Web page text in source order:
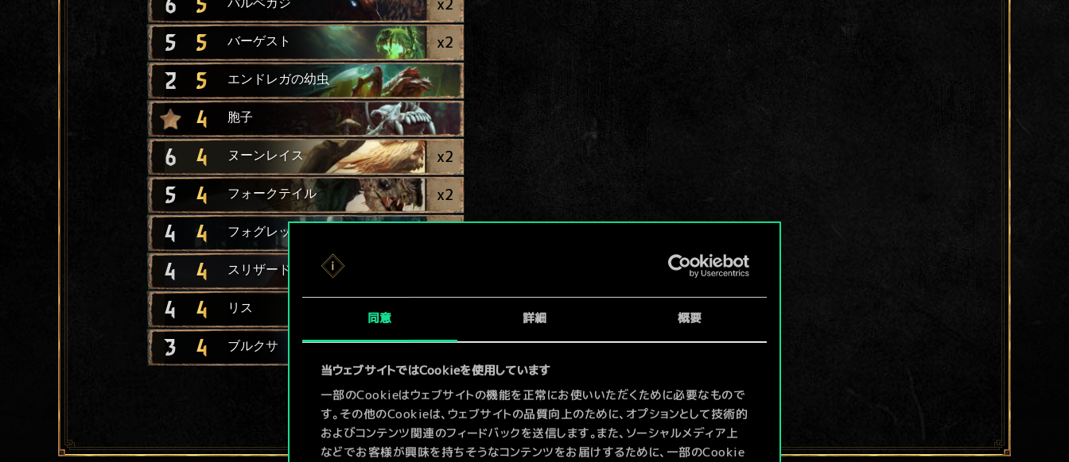
同意 詳細 概要
当ウェブサイトではCookieを使用しています
一部のCookieはウェブサイトの機能を正常にお使いいただくために必要なもので
す。その他のCookieは、ウェブサイトの品質向上のために、オプションとして技術的
およびコンテンツ関連のフィードバックを送信します。また、ソーシャルメディア上
などでお客様が興味を持ちそうなコンテンツをお届けするために、一部のCookie
バルベガジ x2
5 5 バーゲスト x2
2 5 エンドレガの幼虫
4 胞子
6 4 ヌーンレイス x2
5 4 フォークテイル x2
4 4 フォグレット
4 4 スリザード
4 4 リス
3 4 ブルクサ